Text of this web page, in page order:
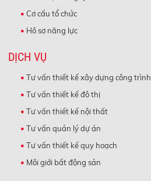
Cơ cấu tổ chức
Hồ sơ năng lực
DỊCH VỤ
Tư vấn thiết kế xây dựng công trình
Tư vấn thiết kế đô thị
Tư vấn thiết kế nội thất
Tư vấn quản lý dự án
Tư vấn thiết kế quy hoạch
Môi giới bất động sản